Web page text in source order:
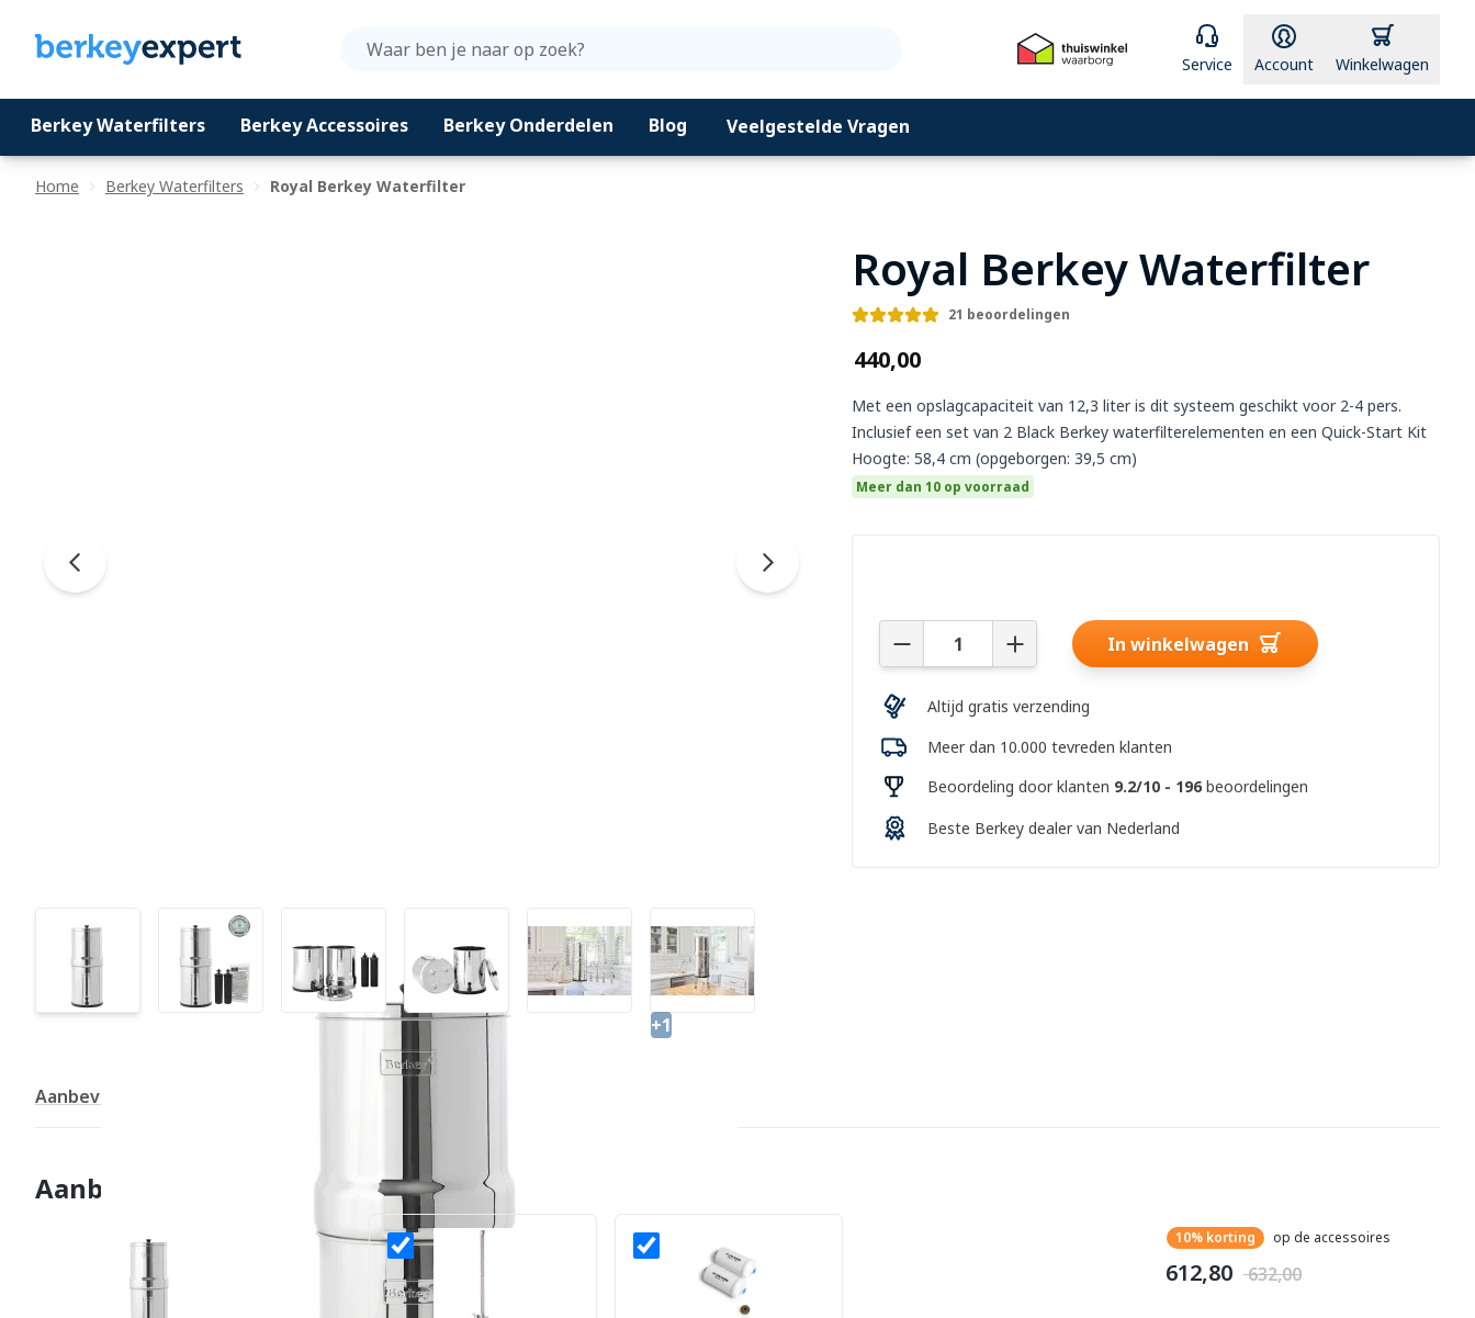
Ga naar de inhoud
Berkey Waterfilters Berkey Accessoires Berkey Onderdelen Blog Veelgestelde Vragen
Service Account Winkelwagen
Royal Berkey Waterfilter
€440,00
Home Berkey Waterfilters Royal Berkey Waterfilter
+1
Royal Berkey Waterfilter
21 beoordelingen
€440,00
Met een opslagcapaciteit van 12,3 liter is dit systeem geschikt voor 2-4 pers.
Inclusief een set van 2 Black Berkey waterfilterelementen en een Quick-Start Kit
Hoogte: 58,4 cm (opgeborgen: 39,5 cm)
Meer dan 10 op voorraad
In winkelwagen
Altijd gratis verzending
Meer dan 10.000 tevreden klanten
Beoordeling door klanten 9.2/10 - 196 beoordelingen
Beste Berkey dealer van Nederland
Aanbevolen combinaties Productinformatie
Aanbevolen combinaties
10% korting op de accessoires
€ 612,80 € 632,00